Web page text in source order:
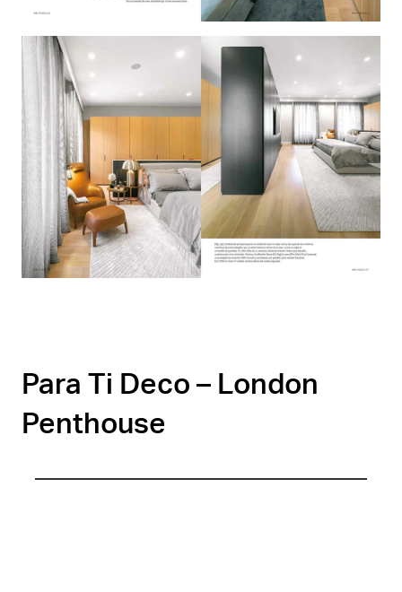
Para Ti Deco – London
Penthouse